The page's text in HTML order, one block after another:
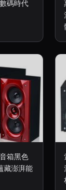
碼時代
箱黑色
藏澎湃能